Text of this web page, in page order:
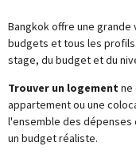
Bangkok offre une
budgets et tous les
stage, du budget et du
Trouver un logement ne
appartement ou une
l'ensemble des
un budget réaliste.